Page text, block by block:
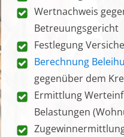
Wertnachweis
Betreuungsgericht
Festlegung
Berechnung
gegenüber dem
Ermittlung
Belastungen